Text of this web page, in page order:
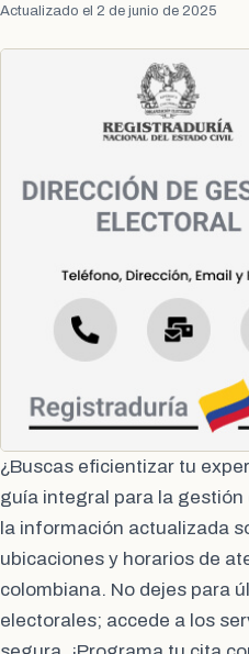
Actualizado el 2 de junio de 2025
¿Buscas eficientizar tu
guía integral para la gestión
la información actualizada
ubicaciones y horarios de
colombiana. No dejes para
electorales; accede a los